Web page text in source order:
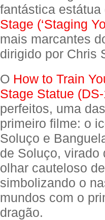
fantástica
Stage (‘Staging
mais marcantes
dirigido por Chris
O How to Train
Stage Statue
perfeitos, uma
primeiro filme: o
Soluço e
de Soluço, virado
olhar cauteloso
simbolizando o
mundos com o
dragão.